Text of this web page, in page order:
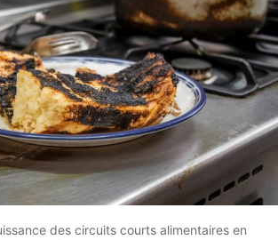
des circuits courts alimentaires en